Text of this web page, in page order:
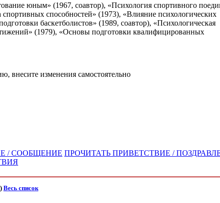
юным» (1967, соавтор), «Психология спортивного
способностей» (1973), «Влияние психологических
баскетболистов» (1989, соавтор), «Психологическая
(1979), «Основы подготовки квалифицированных
изменения самостоятельно
/ СООБЩЕНИЕ ПРОЧИТАТЬ ПРИВЕТСТВИЕ /
Весь список